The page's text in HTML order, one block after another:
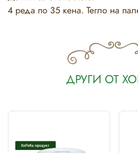
4 реда по 35 кена. Тегло на
ДРУГИ ОТ